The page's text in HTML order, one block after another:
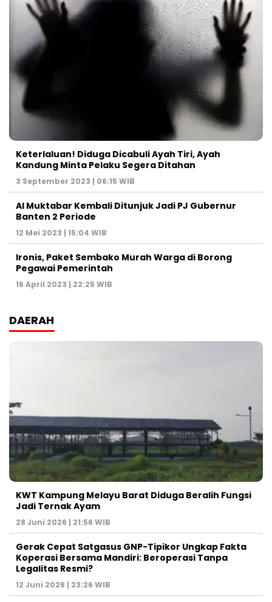
Keterlaluan! Diduga Dicabuli Ayah Tiri, Ayah
Kandung Minta Pelaku Segera Ditahan
3 September 2023 | 06:15 WIB
Al Muktabar Kembali Ditunjuk Jadi PJ Gubernur
Banten 2 Periode
12 Mei 2023 | 15:04 WIB
Ironis, Paket Sembako Murah Warga di Borong
Pegawai Pemerintah
16 April 2023 | 22:25 WIB
DAERAH
KWT Kampung Melayu Barat Diduga Beralih Fungsi
Jadi Ternak Ayam
28 Juni 2026 | 21:56 WIB
Gerak Cepat Satgasus GNP-Tipikor Ungkap Fakta
Koperasi Bersama Mandiri: Beroperasi Tanpa
Legalitas Resmi?
12 Juni 2026 | 23:26 WIB